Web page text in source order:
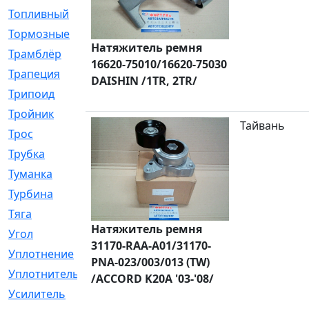
Топливный
[5]
Тормозные
[57]
Трамблёр
[54]
Трапеция
[2]
Трипоид
Тройник
[1]
Трос
[500]
Трубка
[39]
Туманка
[77]
Турбина
[69]
Тяга
[1264]
Угол
[2]
Уплотнение
[22]
Уплотнитель
[13]
Усилитель
Натяжитель ремня
16620-75010/16620-75030
DAISHIN /1TR, 2TR/
Натяжитель ремня
31170-RAA-A01/31170-
PNA-023/003/013 (TW)
/ACCORD K20A '03-'08/
Тайвань